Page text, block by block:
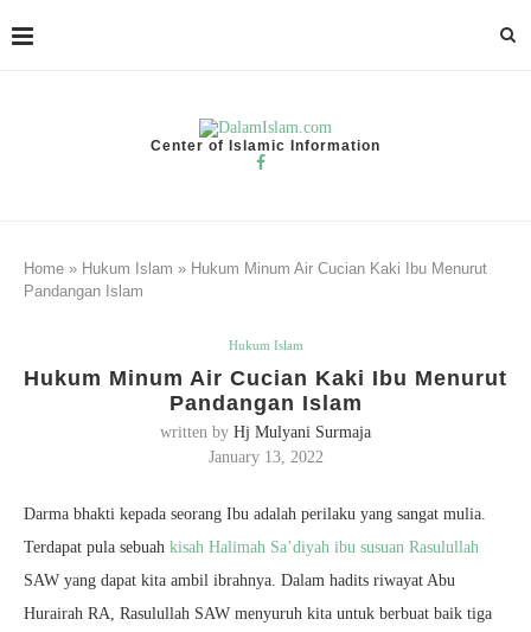
Center of Islamic Information
Home » Hukum Islam » Hukum Minum Air Cucian Kaki Ibu Menurut
Pandangan Islam
Hukum Islam
Hukum Minum Air Cucian Kaki Ibu Menurut
Pandangan Islam
written by Hj Mulyani Surmaja
January 13, 2022
Darma bhakti kepada seorang Ibu adalah perilaku yang sangat mulia.
Terdapat pula sebuah kisah Halimah Sa’diyah ibu susuan Rasulullah
SAW yang dapat kita ambil ibrahnya. Dalam hadits riwayat Abu
Hurairah RA, Rasulullah SAW menyuruh kita untuk berbuat baik tiga